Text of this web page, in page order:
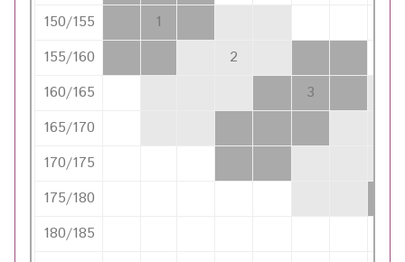
150/155
1
155/160
2
160/165
3
165/170
170/175
175/180
180/185